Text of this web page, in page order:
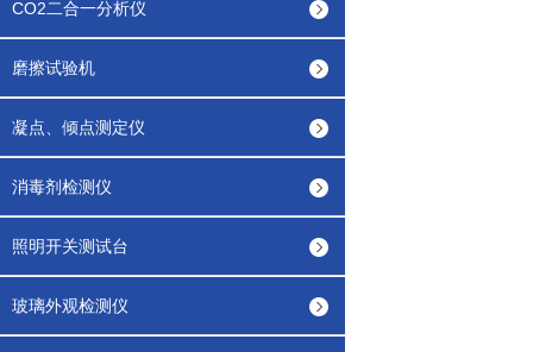
CO2二合一分析仪
磨擦试验机
凝点、倾点测定仪
消毒剂检测仪
照明开关测试台
玻璃外观检测仪